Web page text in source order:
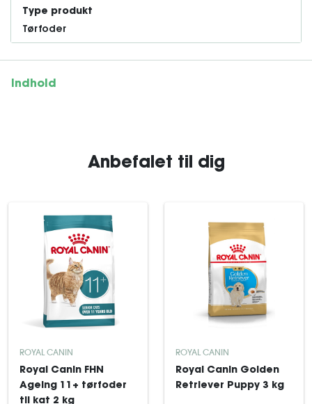
Type produkt
Tørfoder
Indhold
Anbefalet til dig
ROYAL CANIN
Royal Canin FHN
Ageing 11+ tørfoder
til kat 2 kg
ROYAL CANIN
Royal Canin Golden
Retriever Puppy 3 kg